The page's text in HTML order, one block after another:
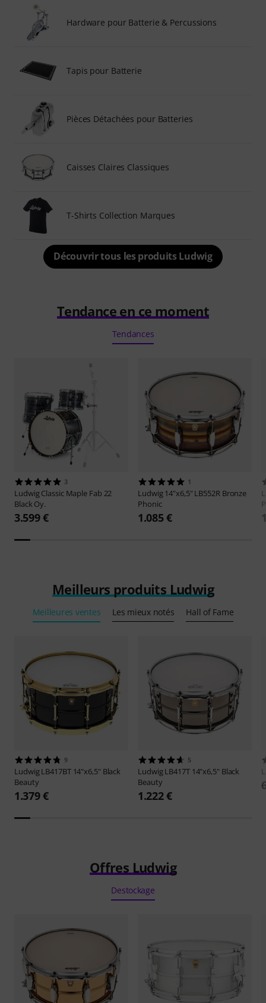
Hardware pour Batterie & Percussions
Tapis pour Batterie
Pièces Détachées pour Batteries
Caisses Claires Classiques
T-Shirts Collection Marques
Découvrir tous les produits Ludwig
Tendance en ce moment
Tendances
3
LudwigClassic Maple Fab 22
Black Oy.
3.599 €
1
Ludwig14"x6,5" LB552R Bronze
Phonic
1.085 €
Meilleurs produits Ludwig
Meilleures ventes Les mieux notés Hall of Fame
9
LudwigLB417BT 14"x6,5" Black
Beauty
1.379 €
5
LudwigLB417T 14"x6,5" Black
Beauty
1.222 €
Offres Ludwig
Destockage